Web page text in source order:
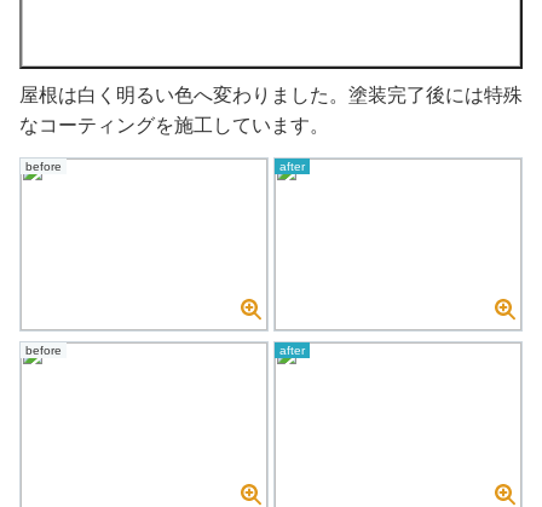
屋根は白く明るい色へ変わりました。塗装完了後には特殊
なコーティングを施工しています。
before after
before after